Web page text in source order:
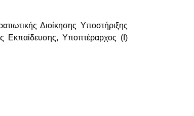
Διοίκησης Υποστήριξης
Εκπαίδευσης, Υποπτέραρχος (Ι)